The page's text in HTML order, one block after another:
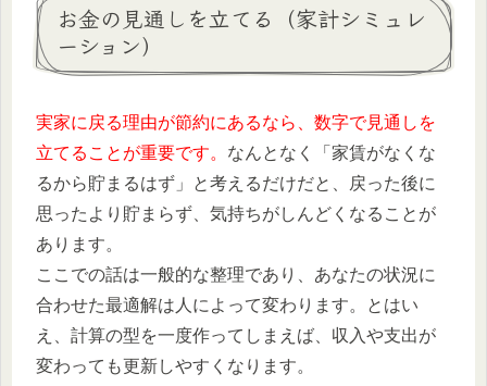
お金の見通しを立てる（家計シミュレ
ーション）
実家に戻る理由が節約にあるなら、数字で見通しを
立てることが重要です。 なんとなく「家賃がなくな
るから貯まるはず」と考えるだけだと、戻った後に
思ったより貯まらず、気持ちがしんどくなることが
あります。
ここでの話は一般的な整理であり、あなたの状況に
合わせた最適解は人によって変わります。とはい
え、計算の型を一度作ってしまえば、収入や支出が
変わっても更新しやすくなります。